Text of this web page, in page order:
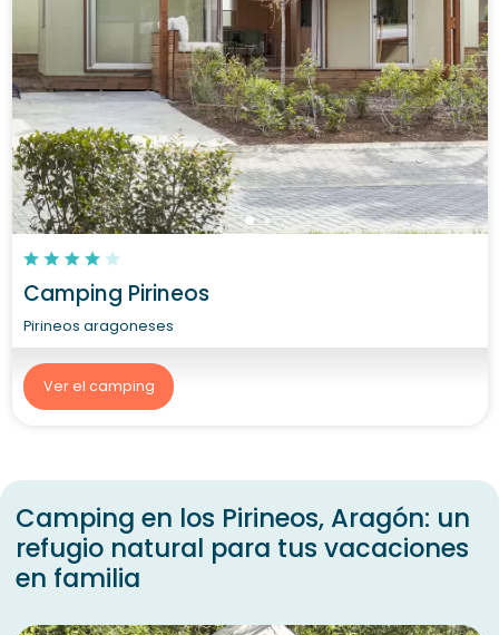
Camping Pirineos
Pirineos aragoneses
Ver el camping
Camping en los Pirineos, Aragón: un
refugio natural para tus vacaciones
en familia